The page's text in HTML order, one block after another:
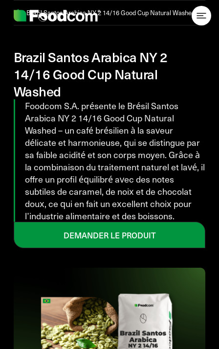
Brazil Santos Arabica NY 2 14/16 Good Cup Natural Washed
Brazil Santos Arabica NY 2
14/16 Good Cup Natural
Washed
Foodcom S.A. présente le Brésil Santos
Arabica NY 2 14/16 Good Cup Natural
Washed – un café brésilien à la saveur
délicate et harmonieuse, qui se distingue par
sa faible acidité et son corps moyen. Grâce à
la combinaison du traitement naturel et lavé, il
offre un profil équilibré avec des notes
subtiles de caramel, de noix et de chocolat
doux, ce qui en fait un excellent choix pour
l’industrie alimentaire et des boissons.
DEMANDER LE PRODUIT